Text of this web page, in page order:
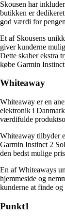
Skousen har
butikken er
god værdi for
Et af Skousens
giver kunderne
Dette skaber ekstra
købe Garmin
Whiteaway
Whiteaway er en
elektronik i
værdifulde
Whiteaway tilbyder
Garmin Instinct 2
den bedst mulige
En af Whiteaways
hjemmeside og
kunderne at finde
Punkt1